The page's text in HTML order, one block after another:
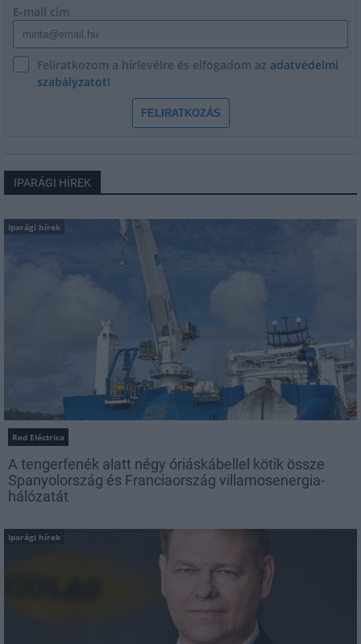
E-mail cím
Feliratkozom a hírlevélre és elfogadom az adatvédelmi
szabályzatot!
FELIRATKOZÁS
IPARÁGI HÍREK
Iparági hírek
Red Eléctrica
A tengerfenék alatt négy óriáskábellel kötik össze
Spanyolország és Franciaország villamosenergia-
hálózatát
Iparági hírek